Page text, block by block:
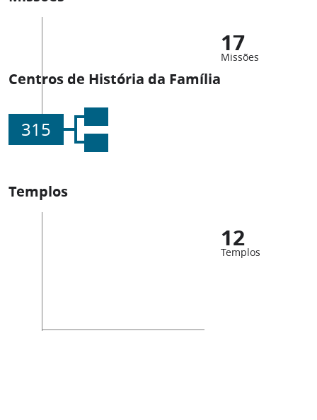
17
Missões
Centros de História da Família
315
Templos
12
Templos